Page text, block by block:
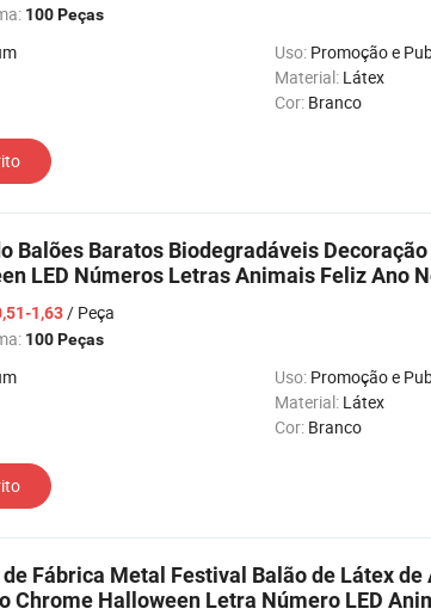
100 Peças
Uso: Promoção e Publicidade, Aniversário,
Material: Látex
Cor: Branco
Balões Baratos Biodegradáveis
LED Números Letras Animais Feliz Ano
1,63/ Peça
100 Peças
Uso: Promoção e Publicidade, Aniversário,
Material: Látex
Cor: Branco
Fábrica Metal Festival Balão de Látex
Chrome Halloween Letra Número LED